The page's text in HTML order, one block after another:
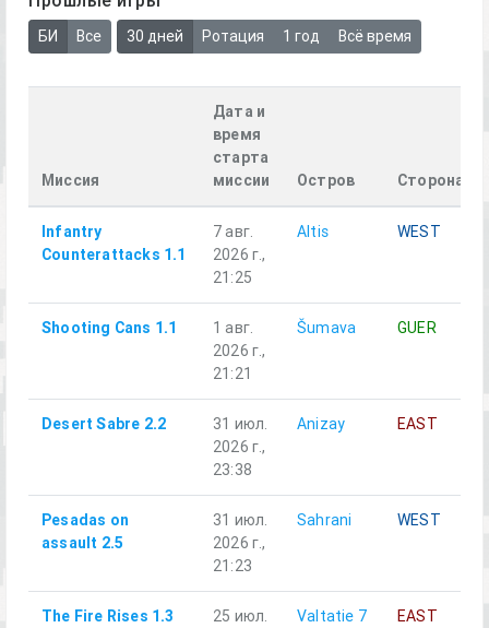
БИ Все 30 дней Ротация 1 год Всё время
Миссия
Дата и
время
старта
миссии
Остров Сторона
Infantry
Counterattacks 1.1
7 авг.
2026 г.,
21:25
Altis WEST
Shooting Cans 1.1
1 авг.
2026 г.,
21:21
Šumava GUER
Desert Sabre 2.2
31 июл.
2026 г.,
23:38
Anizay EAST
Pesadas on
assault 2.5
31 июл.
2026 г.,
21:23
Sahrani WEST
The Fire Rises 1.3
25 июл.
Valtatie 7 EAST